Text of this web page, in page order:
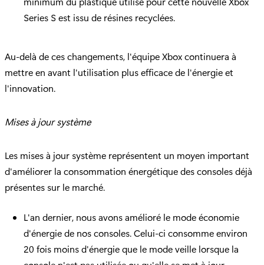
Series S est issu de résines recyclées.
Au-delà de ces changements, l'équipe Xbox continuera à
mettre en avant l'utilisation plus efficace de l'énergie et
l'innovation.
Mises à jour système
Les mises à jour système représentent un moyen important
d'améliorer la consommation énergétique des consoles déjà
présentes sur le marché.
L'an dernier, nous avons amélioré le mode économie
d'énergie de nos consoles. Celui-ci consomme environ
20 fois moins d'énergie que le mode veille lorsque la